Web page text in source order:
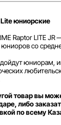
юниорские
Raptor LITE
со
юниорам,
товар вы
либо
по всему